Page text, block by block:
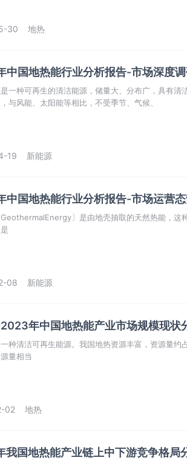
30 地热
中国地热能行业分析报告-市场深度
一种可再生的清洁能源，储量大、分布广，具有清
与风能、太阳能等相比，不受季节、气候、
19 新能源
中国地热能行业分析报告-市场运营
〕是由地壳抽取的天然热能，这
08 新能源
年中国地热能产业市场规模现状
种清洁可再生能源。我国地热资源丰富，资源量约
量相当
02 地热
我国地热能产业链上中下游竞争格局